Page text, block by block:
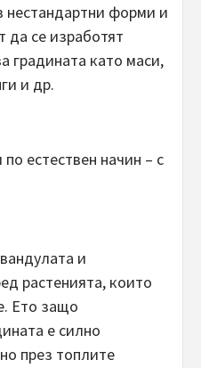
нестандартни форми и
да се изработят
градината като маси,
и др.
естествен начин – с
и
растенията, които
Ето защо
е силно
през топлите